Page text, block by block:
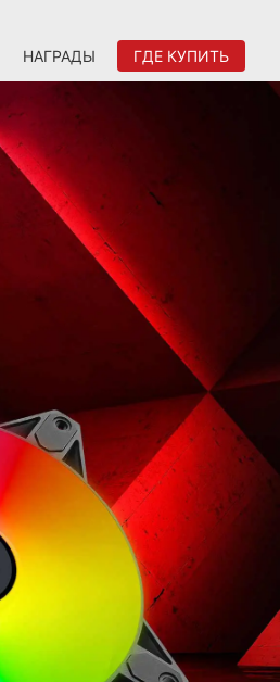
НАГРАДЫ ГДЕ КУПИТЬ